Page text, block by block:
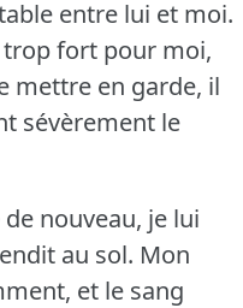
entre lui et moi.
fort pour moi,
mettre en garde, il
sévèrement le
nouveau, je lui
au sol. Mon
et le sang